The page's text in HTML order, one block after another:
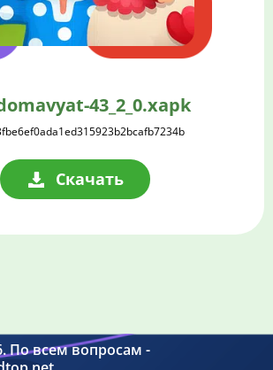
43_2_0.xapk
Скачать
По всем вопросам -